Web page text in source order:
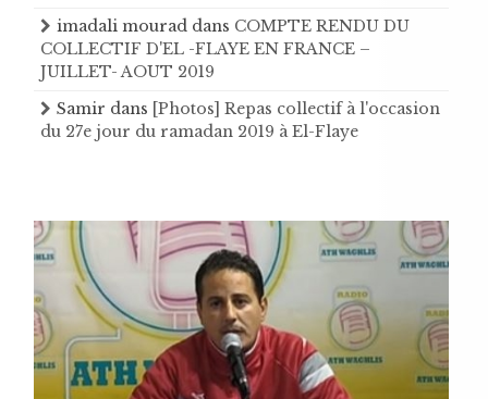
imadali mourad dans COMPTE RENDU DU
COLLECTIF D'EL -FLAYE EN FRANCE –
JUILLET- AOUT 2019
Samir dans [Photos] Repas collectif à l'occasion
du 27e jour du ramadan 2019 à El-Flaye